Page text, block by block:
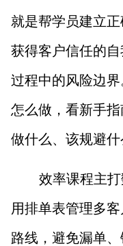
就是帮学员建立
获得客户信任的
过程中的风险边
怎么做，看新手
做什么、该规避什
效率课程主
用排单表管理多
路线，避免漏单